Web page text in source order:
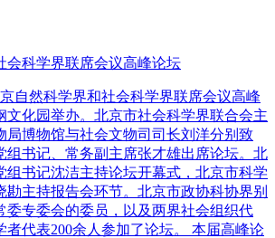
会科学界联席会议高峰论坛
自然科学界和社会科学界联席会议高峰
文化园举办。北京市社会科学界联合会主
局博物馆与社会文物司司长刘洋分别致
组书记、常务副主席张才雄出席论坛。北
组书记沈洁主持论坛开幕式，北京市科学
勘主持报告会环节。北京市政协科协界别
委专委会的委员，以及两界社会组织代
者代表200余人参加了论坛。 本届高峰论